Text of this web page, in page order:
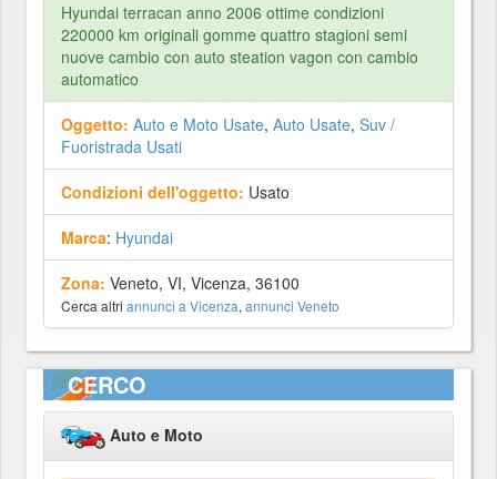
Hyundai terracan anno 2006 ottime condizioni
220000 km originali gomme quattro stagioni semi
nuove cambio con auto steation vagon con cambio
automatico
Oggetto: Auto e Moto Usate, Auto Usate, Suv /
Fuoristrada Usati
Condizioni dell'oggetto: Usato
Marca: Hyundai
Zona: Veneto, VI, Vicenza, 36100
Cerca altri annunci a Vicenza, annunci Veneto
CERCO
Auto e Moto